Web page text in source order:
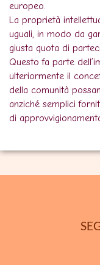
europeo.
La proprietà
uguali, in modo da
giusta quota di
Questo fa parte
ulteriormente il
della comunità
anziché semplici
di